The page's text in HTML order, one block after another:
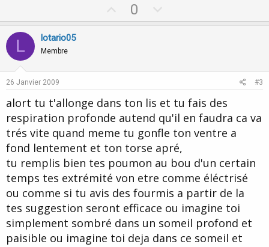
p
t
0
o
v
t
e
L lotario05
Membre
26 Janvier 2009 #3
alort tu t'allonge dans ton lis et tu fais des
respiration profonde autend qu'il en faudra ca va
trés vite quand meme tu gonfle ton ventre a
fond lentement et ton torse apré,
tu remplis bien tes poumon au bou d'un certain
temps tes extrémité von etre comme éléctrisé
ou comme si tu avis des fourmis a partir de la
tes suggestion seront efficace ou imagine toi
simplement sombré dans un someil profond et
paisible ou imagine toi deja dans ce someil et